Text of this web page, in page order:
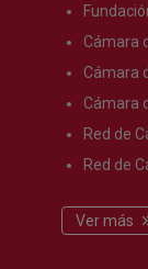
Cámara
Cámara
Cámara
Red de
Red de
Ver más